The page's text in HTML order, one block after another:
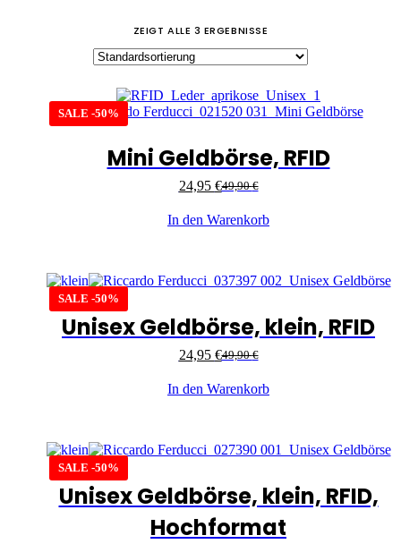
ZEIGT ALLE 3 ERGEBNISSE
SALE -50%
Mini Geldbörse, RFID
49,90€
24,95 €
In den Warenkorb
SALE -50%
Unisex Geldbörse, klein, RFID
49,90€
24,95 €
In den Warenkorb
SALE -50%
Unisex Geldbörse, klein, RFID,
Hochformat